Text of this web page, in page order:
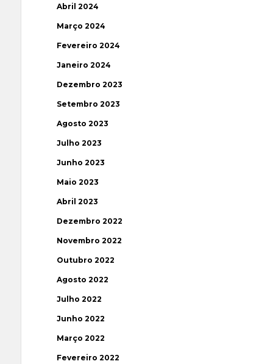
Abril 2024
Março 2024
Fevereiro 2024
Janeiro 2024
Dezembro 2023
Setembro 2023
Agosto 2023
Julho 2023
Junho 2023
Maio 2023
Abril 2023
Dezembro 2022
Novembro 2022
Outubro 2022
Agosto 2022
Julho 2022
Junho 2022
Março 2022
Fevereiro 2022